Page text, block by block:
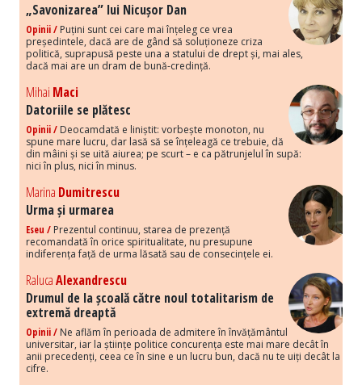
„Savonizarea” lui Nicușor Dan
Opinii / Puțini sunt cei care mai înțeleg ce vrea
președintele, dacă are de gând să soluționeze criza
politică, suprapusă peste una a statului de drept și, mai ales,
dacă mai are un dram de bună-credință.
Mihai Maci
Datoriile se plătesc
Opinii / Deocamdată e liniștit: vorbește monoton, nu
spune mare lucru, dar lasă să se înțeleagă ce trebuie, dă
din mâini și se uită aiurea; pe scurt – e ca pătrunjelul în supă:
nici în plus, nici în minus.
Marina Dumitrescu
Urma și urmarea
Eseu / Prezentul continuu, starea de prezență
recomandată în orice spiritualitate, nu presupune
indiferența față de urma lăsată sau de consecințele ei.
RalucaAlexandrescu
Drumul de la școală către noul totalitarism de
extremă dreaptă
Opinii / Ne aflăm în perioada de admitere în învățământul
universitar, iar la științe politice concurența este mai mare decât în
anii precedenți, ceea ce în sine e un lucru bun, dacă nu te uiți decât la
cifre.